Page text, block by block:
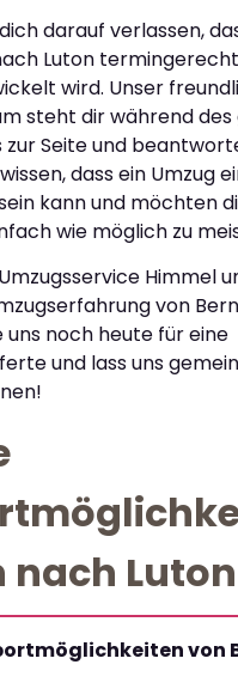
darauf verlassen,
Luton
wird. Unser
steht dir während
zur Seite und
dass ein Umzug
kann und möchten
wie möglich zu
Himmel
von
uns noch heute für eine
und lass uns
nach Luton
von